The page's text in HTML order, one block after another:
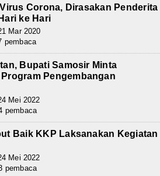
Corona, Dirasakan Penderita
ke Hari
Mar 2020
pembaca
Bupati Samosir Minta
Pengembangan
Mei 2022
pembaca
Baik KKP Laksanakan Kegiatan
Mei 2022
pembaca